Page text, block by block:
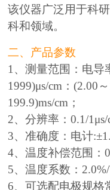
该仪器广泛用于科
科和领域。
二、产品参数
1、测量范围：电导
1999)μs/cm：(2.00
199.9)ms/cm；
2、分辨率：0.1/1μs/
3、准确度：电计
4、温度补偿范围：
5、温度系数：
6、可选配电极规格